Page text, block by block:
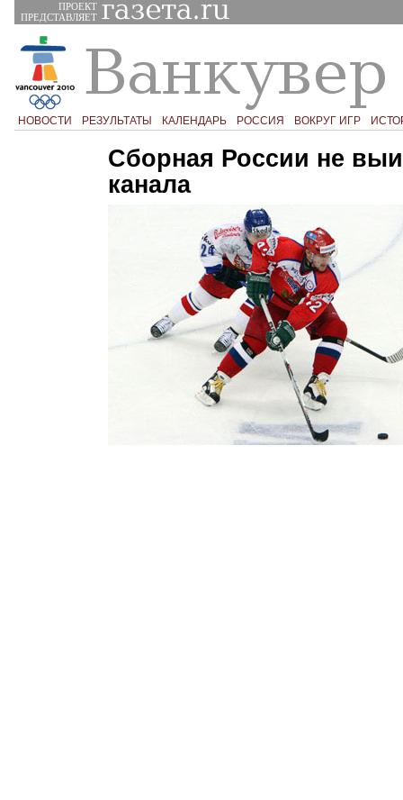
ПРОЕКТ
ПРЕДСТАВЛЯЕТ
НОВОСТИ РЕЗУЛЬТАТЫ КАЛЕНДАРЬ РОССИЯ ВОКРУГ ИГР
Сборная России не
канала